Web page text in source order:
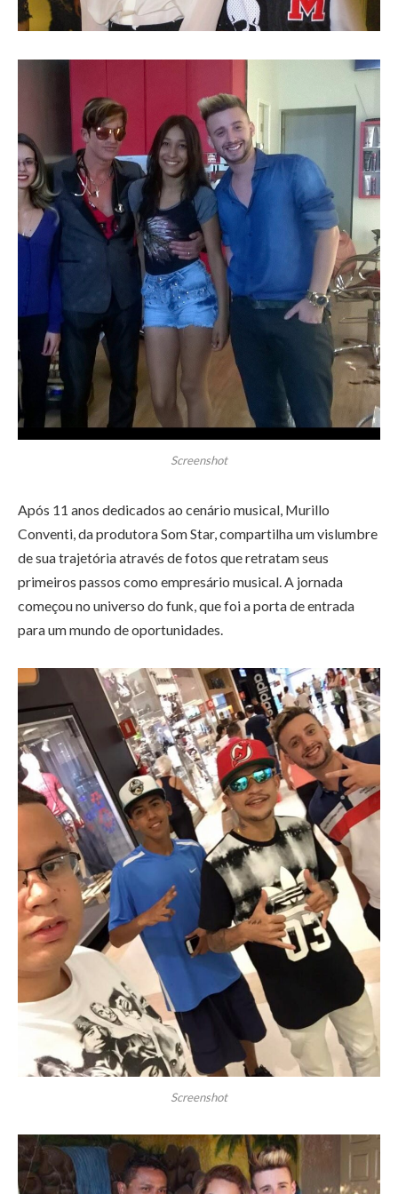
Screenshot
Após 11 anos dedicados ao cenário musical, Murillo
Conventi, da produtora Som Star, compartilha um vislumbre
de sua trajetória através de fotos que retratam seus
primeiros passos como empresário musical. A jornada
começou no universo do funk, que foi a porta de entrada
para um mundo de oportunidades.
Screenshot